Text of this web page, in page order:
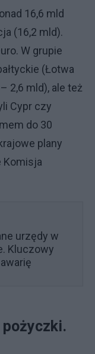
16,6 mld
(16,2 mld).
W grupie
(Łotwa
2,6 mld), ale też
Cypr czy
do 30
plany
Komisja
urzędy w
Kluczowy
pożyczki.